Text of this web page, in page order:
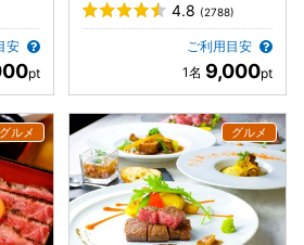
安
4.8 (2788)
ご利用目安
9,000